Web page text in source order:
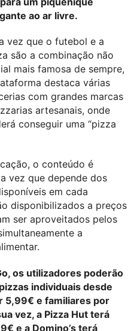
ao ar livre.
vez que o futebol e a
são a combinação não
mais famosa de sempre,
destaca várias
com grandes marcas
artesanais, onde
conseguir uma “pizza
o conteúdo é
vez que depende dos
em cada
disponibilizados a preços
ser aproveitados pelos
a
os utilizadores poderão
individuais desde
5,99€ e familiares por
vez, a Pizza Hut terá
e a Domino’s terá